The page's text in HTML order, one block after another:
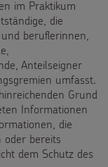
im Praktikum
die
beruflerinnen,
Anteilseigner
umfasst.
Grund
Informationen
die
oder bereits
dem Schutz des